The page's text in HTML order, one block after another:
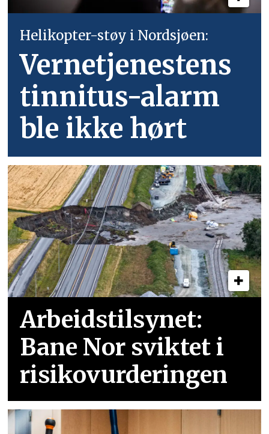
Helikopter-støy i Nordsjøen:
Vernetjenestens
tinnitus-alarm
ble ikke hørt
Arbeidstilsynet:
Bane Nor sviktet i
risikovurderingen